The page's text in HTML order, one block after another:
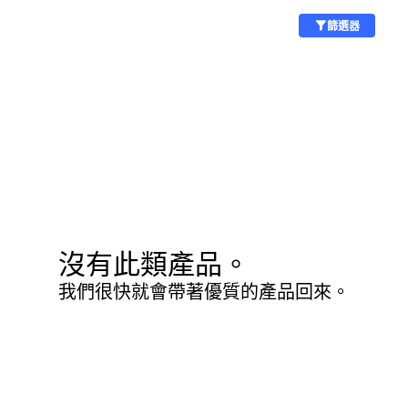
篩選器
沒有此類產品。
我們很快就會帶著優質的產品回來。